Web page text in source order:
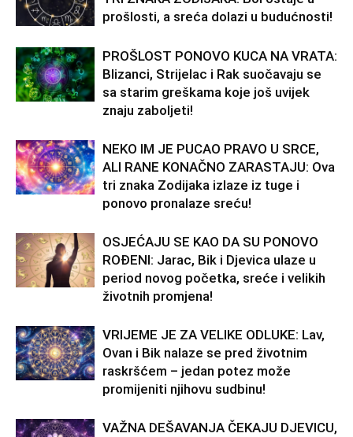
prošlosti, a sreća dolazi u budućnosti!
PROŠLOST PONOVO KUCA NA VRATA:
Blizanci, Strijelac i Rak suočavaju se
sa starim greškama koje još uvijek
znaju zaboljeti!
NEKO IM JE PUCAO PRAVO U SRCE,
ALI RANE KONAČNO ZARASTAJU: Ova
tri znaka Zodijaka izlaze iz tuge i
ponovo pronalaze sreću!
OSJEĆAJU SE KAO DA SU PONOVO
ROĐENI: Jarac, Bik i Djevica ulaze u
period novog početka, sreće i velikih
životnih promjena!
VRIJEME JE ZA VELIKE ODLUKE: Lav,
Ovan i Bik nalaze se pred životnim
raskršćem – jedan potez može
promijeniti njihovu sudbinu!
VAŽNA DEŠAVANJA ČEKAJU DJEVICU,